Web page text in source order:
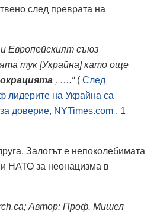
след преврата на
Европейският съюз
тук [Украйна] като още
, ….“ ( След
лидерите на Украйна са
доверие, NYTimes.com , 1
Залогът е непоколебимата
НАТО за неонацизма в
Автор: Проф. Мишел